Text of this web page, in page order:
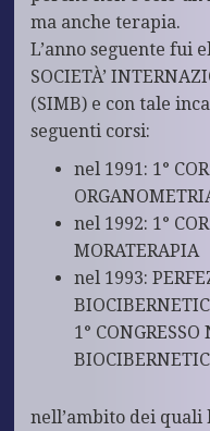
ma anche terapia.
L’anno seguente fui
SOCIETÀ’
(SIMB) e con tale
seguenti corsi:
nel 1991: 1°
nel 1992: 1°
MORATERAPIA
nel 1993:
1°
nell’ambito dei